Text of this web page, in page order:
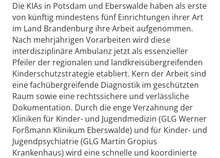
Die KIAs in Potsdam und Eberswalde haben als erste
von künftig mindestens fünf Einrichtungen ihrer Art
im Land Brandenburg ihre Arbeit aufgenommen.
Nach mehrjährigen Vorarbeiten wird diese
interdisziplinäre Ambulanz jetzt als essenzieller
Pfeiler der regionalen und landkreisübergreifenden
Kinderschutzstrategie etabliert. Kern der Arbeit sind
eine fachübergreifende Diagnostik im geschützten
Raum sowie eine rechtssichere und verlässliche
Dokumentation. Durch die enge Verzahnung der
Kliniken für Kinder- und Jugendmedizin (GLG Werner
Forßmann Klinikum Eberswalde) und für Kinder- und
Jugendpsychiatrie (GLG Martin Gropius
Krankenhaus) wird eine schnelle und koordinierte